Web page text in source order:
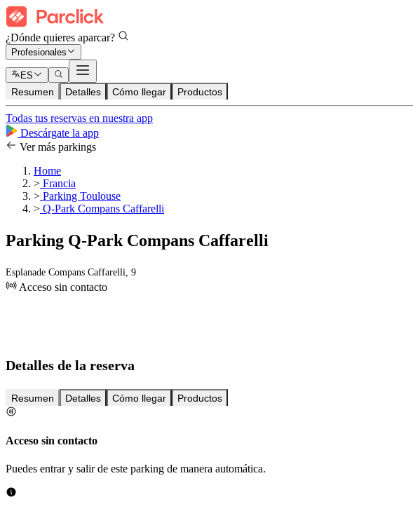
¿Dónde quieres aparcar?
Profesionales
ES
Resumen Detalles Cómo llegar Productos
Todas tus reservas en nuestra app
Descárgate la app
Ver más parkings
Home
> Francia
> Parking Toulouse
> Q-Park Compans Caffarelli
Parking Q-Park Compans Caffarelli
Esplanade Compans Caffarelli, 9
Acceso sin contacto
Detalles de la reserva
Resumen Detalles Cómo llegar Productos
Acceso sin contacto
Puedes entrar y salir de este parking de manera automática.